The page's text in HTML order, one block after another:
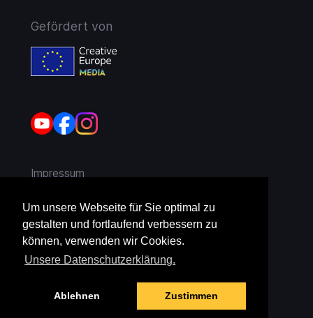
Um unsere Webseite für Sie optimal zu
gestalten und fortlaufend verbessern zu
können, verwenden wir Cookies.
Unsere Datenschutzerklärung.
Ablehnen Zustimmen
Gefördert von
Impressum
AGB
Widerruf